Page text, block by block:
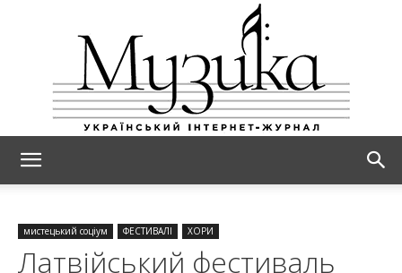
мистецький соціум ФЕСТИВАЛІ ХОРИ
Латвійський фестиваль